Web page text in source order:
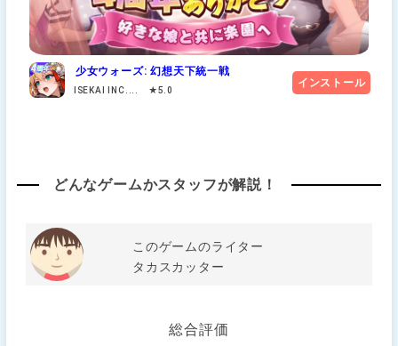
少女ウォーズ: 幻想天下統一戦
ISEKAI INC.... ★5.0
インストール
どんなゲームかスタッフが解説！
このゲームのライター
タカスカッター
総合評価